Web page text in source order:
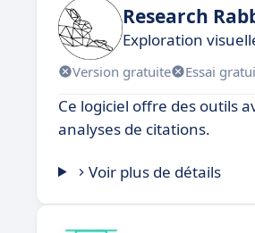
Research
Exploration
Version gratuite Essai
Ce logiciel offre des outils
analyses de citations.
Voir plus de détails